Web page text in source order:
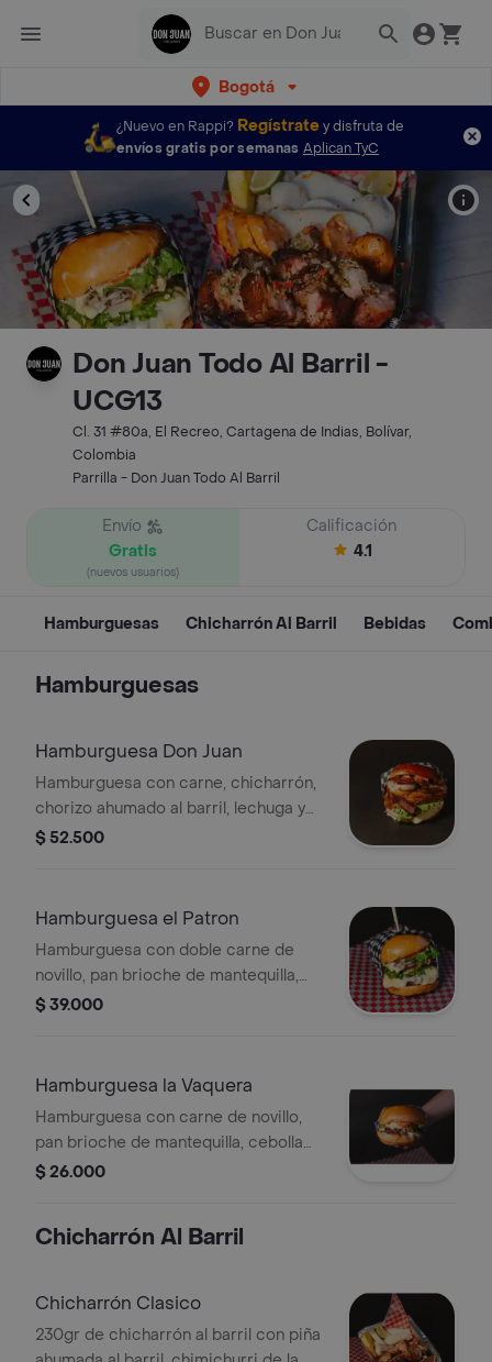
Bogotá
¿Nuevo en Rappi? Regístratey disfruta de
envíos gratis por semanas Aplican TyC
Don Juan Todo Al Barril -
UCG13
Cl. 31 #80a, El Recreo, Cartagena de Indias, Bolívar,
Colombia
Parrilla - Don Juan Todo Al Barril
Envío
Gratis
(nuevos usuarios)
Calificación
4.1
Hamburguesas Chicharrón Al Barril Bebidas
Hamburguesas
Hamburguesa Don Juan
Hamburguesa con carne, chicharrón,
chorizo ahumado al barril, lechuga y
queso.
$ 52.500
Hamburguesa el Patron
Hamburguesa con doble carne de
novillo, pan brioche de mantequilla,
cebolla caramelizada, pepinillos
$ 39.000
Hamburguesa la Vaquera
Hamburguesa con carne de novillo,
pan brioche de mantequilla, cebolla
caramelizada, pepinillos agridulces,
$ 26.000
Chicharrón Al Barril
Chicharrón Clasico
230gr de chicharrón al barril con piña